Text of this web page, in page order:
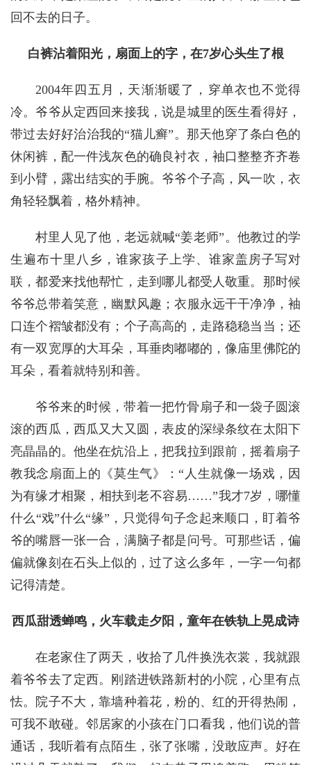
回不去的日子。
白裤沾着阳光，扇面上的字，在7岁心头生了根
2004年四五月，天渐渐暖了，穿单衣也不觉得
冷。爷爷从定西回来接我，说是城里的医生看得好，
带过去好好治治我的“猫儿癣”。那天他穿了条白色的
休闲裤，配一件浅灰色的确良衬衣，袖口整整齐齐卷
到小臂，露出结实的手腕。爷爷个子高，风一吹，衣
角轻轻飘着，格外精神。
村里人见了他，老远就喊“姜老师”。他教过的学
生遍布十里八乡，谁家孩子上学、谁家盖房子写对
联，都爱来找他帮忙，走到哪儿都受人敬重。那时候
爷爷总带着笑意，幽默风趣；衣服永远干干净净，袖
口连个褶皱都没有；个子高高的，走路稳稳当当；还
有一双宽厚的大耳朵，耳垂肉嘟嘟的，像庙里佛陀的
耳朵，看着就特别和善。
爷爷来的时候，带着一把竹骨扇子和一袋子圆滚
滚的西瓜，西瓜又大又圆，表皮的深绿条纹在太阳下
亮晶晶的。他坐在炕沿上，把我拉到跟前，摇着扇子
教我念扇面上的《莫生气》：“人生就像一场戏，因
为有缘才相聚，相扶到老不容易……”我才7岁，哪懂
什么“戏”什么“缘”，只觉得句子念起来顺口，盯着爷
爷的嘴唇一张一合，满脑子都是问号。可那些话，偏
偏就像刻在石头上似的，过了这么多年，一字一句都
记得清楚。
西瓜甜透蝉鸣，火车载走夕阳，童年在铁轨上晃成诗
在老家住了两天，收拾了几件换洗衣裳，我就跟
着爷爷去了定西。刚踏进铁路新村的小院，心里有点
怯。院子不大，靠墙种着花，粉的、红的开得热闹，
可我不敢碰。邻居家的小孩在门口看我，他们说的普
通话，我听着有点陌生，张了张嘴，没敢应声。好在